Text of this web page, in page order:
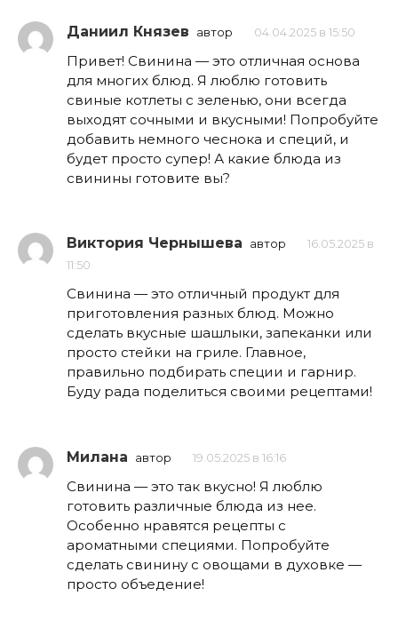
Даниил Князев автор 04.04.2025 в 15:50
Привет! Свинина — это отличная основа
для многих блюд. Я люблю готовить
свиные котлеты с зеленью, они всегда
выходят сочными и вкусными! Попробуйте
добавить немного чеснока и специй, и
будет просто супер! А какие блюда из
свинины готовите вы?
Виктория Чернышева автор
16.05.2025 в
11:50
Свинина — это отличный продукт для
приготовления разных блюд. Можно
сделать вкусные шашлыки, запеканки или
просто стейки на гриле. Главное,
правильно подбирать специи и гарнир.
Буду рада поделиться своими рецептами!
Милана автор 19.05.2025 в 16:16
Свинина — это так вкусно! Я люблю
готовить различные блюда из нее.
Особенно нравятся рецепты с
ароматными специями. Попробуйте
сделать свинину с овощами в духовке —
просто объедение!